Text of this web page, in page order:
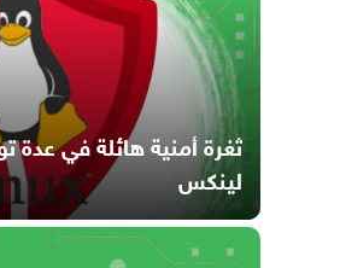
ثغرة أمنية هائلة في عدة
لينكس